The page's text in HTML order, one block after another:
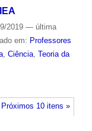
2019 — última
em: Professores
, Ciência, Teoria da
Próximos 10 itens »